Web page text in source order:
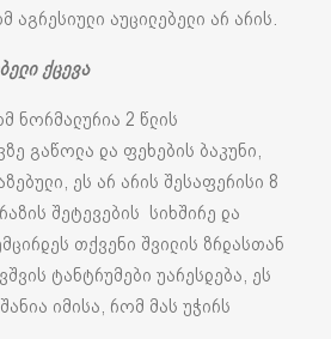
აგრესიული აუცილებელი არ არის.
ქცევა
ნორმალურია 2 წლის
გაწოლა და ფეხების ბაკუნი,
ეს არ არის შესაფერისი 8
შეტევების სიხშირე და
თქვენი შვილის ზრდასთან
ტანტრუმები უარესდება, ეს
იმისა, რომ მას უჭირს